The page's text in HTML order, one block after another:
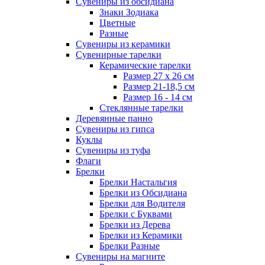
Знаки Зодиака
Цветные
Разные
Сувениры из керамики
Сувенирные тарелки
Керамические тарелки
Размер 27 х 26 см
Размер 21-18,5 см
Размер 16 - 14 см
Стеклянные тарелки
Деревянные панно
Сувениры из гипса
Куклы
Сувениры из туфа
Флаги
Брелки
Брелки Настальгия
Брелки из Обсидиана
Брелки для Водителя
Брелки с Буквами
Брелки из Дерева
Брелки из Керамики
Брелки Разные
Сувениры на магните